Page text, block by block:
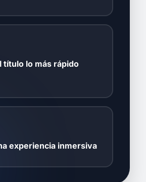
título lo más rápido
experiencia inmersiva